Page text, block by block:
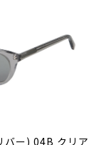
バー) 04B クリア